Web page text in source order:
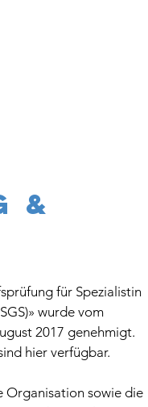
&
für Spezialistin
wurde vom
2017 genehmigt.
hier verfügbar.
Organisation sowie die